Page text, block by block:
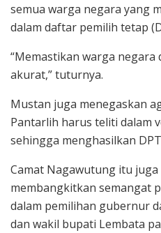
semua warga negara yang
dalam daftar pemilih tetap
“Memastikan warga
akurat,” tuturnya.
Mustan juga menegaskan
Pantarlih harus teliti dalam
sehingga menghasilkan
Camat Nagawutung itu
membangkitkan semangat
dalam pemilihan gubernur
dan wakil bupati Lembata